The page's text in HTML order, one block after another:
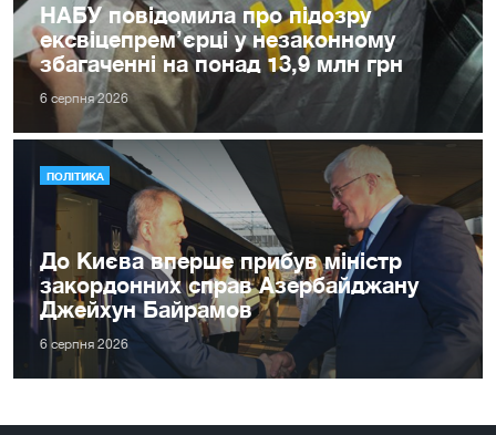
НАБУ повідомила про підозру
ексвіцепрем’єрці у незаконному
збагаченні на понад 13,9 млн грн
6 серпня 2026
ПОЛІТИКА
До Києва вперше прибув міністр
закордонних справ Азербайджану
Джейхун Байрамов
6 серпня 2026